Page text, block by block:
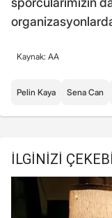
Kaynak: AA
Pelin Kaya Sena Can